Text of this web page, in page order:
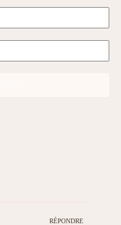
RÉPONDRE